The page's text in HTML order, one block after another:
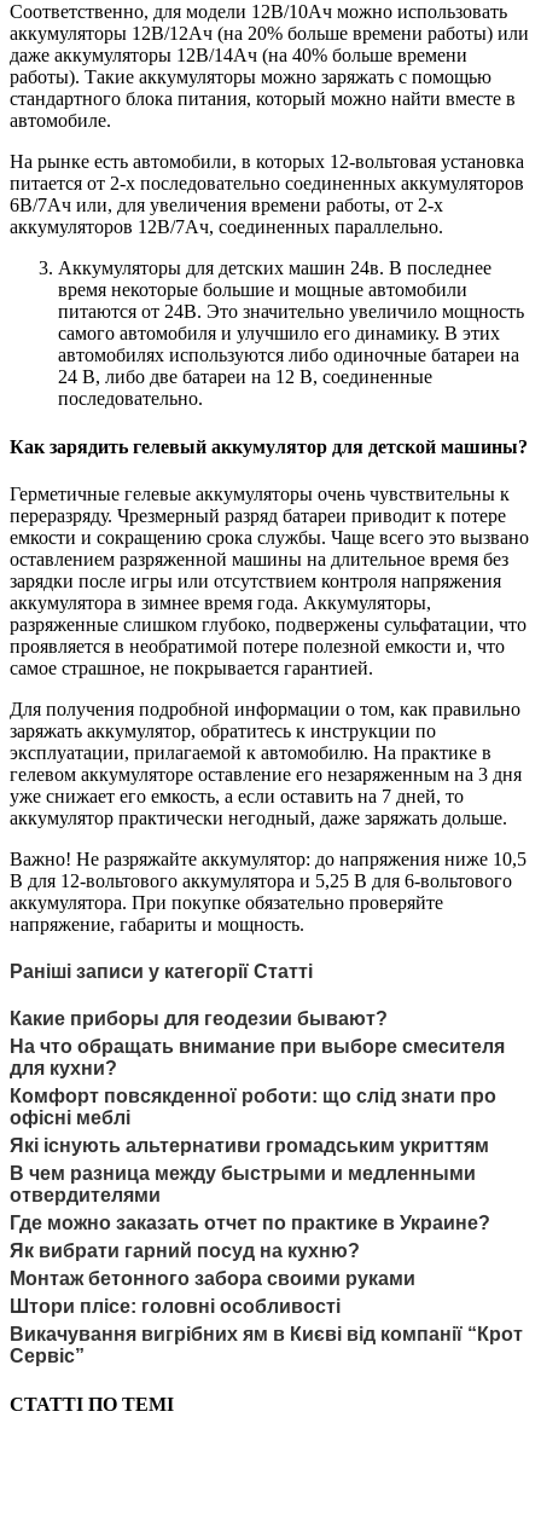
Соответственно, для модели 12В/10Ач можно использовать
аккумуляторы 12В/12Ач (на 20% больше времени работы) или
даже аккумуляторы 12В/14Ач (на 40% больше времени
работы). Такие аккумуляторы можно заряжать с помощью
стандартного блока питания, который можно найти вместе в
автомобиле.
На рынке есть автомобили, в которых 12-вольтовая установка
питается от 2-х последовательно соединенных аккумуляторов
6В/7Ач или, для увеличения времени работы, от 2-х
аккумуляторов 12В/7Ач, соединенных параллельно.
Аккумуляторы для детских машин 24в. В последнее
время некоторые большие и мощные автомобили
питаются от 24В. Это значительно увеличило мощность
самого автомобиля и улучшило его динамику. В этих
автомобилях используются либо одиночные батареи на
24 В, либо две батареи на 12 В, соединенные
последовательно.
Как зарядить гелевый аккумулятор для детской машины?
Герметичные гелевые аккумуляторы очень чувствительны к
переразряду. Чрезмерный разряд батареи приводит к потере
емкости и сокращению срока службы. Чаще всего это вызвано
оставлением разряженной машины на длительное время без
зарядки после игры или отсутствием контроля напряжения
аккумулятора в зимнее время года. Аккумуляторы,
разряженные слишком глубоко, подвержены сульфатации, что
проявляется в необратимой потере полезной емкости и, что
самое страшное, не покрывается гарантией.
Для получения подробной информации о том, как правильно
заряжать аккумулятор, обратитесь к инструкции по
эксплуатации, прилагаемой к автомобилю. На практике в
гелевом аккумуляторе оставление его незаряженным на 3 дня
уже снижает его емкость, а если оставить на 7 дней, то
аккумулятор практически негодный, даже заряжать дольше.
Важно! Не разряжайте аккумулятор: до напряжения ниже 10,5
В для 12-вольтового аккумулятора и 5,25 В для 6-вольтового
аккумулятора. При покупке обязательно проверяйте
напряжение, габариты и мощность.
Раніші записи у категорії Статті
Какие приборы для геодезии бывают?
На что обращать внимание при выборе смесителя
для кухни?
Комфорт повсякденної роботи: що слід знати про
офісні меблі
Які існують альтернативи громадським укриттям
В чем разница между быстрыми и медленными
отвердителями
Где можно заказать отчет по практике в Украине?
Як вибрати гарний посуд на кухню?
Монтаж бетонного забора своими руками
Штори плісе: головні особливості
Викачування вигрібних ям в Києві від компанії “Крот
Сервіс”
СТАТТІ ПО ТЕМІ